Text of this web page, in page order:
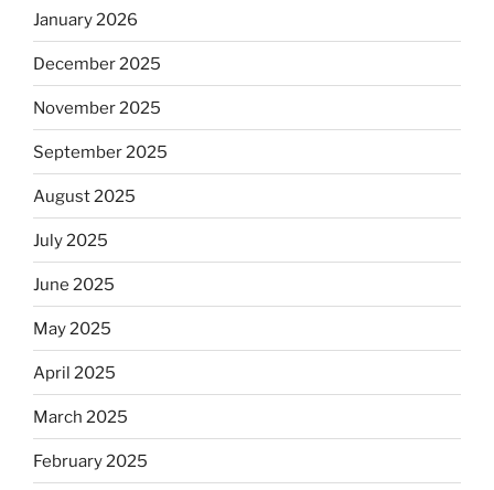
January 2026
December 2025
November 2025
September 2025
August 2025
July 2025
June 2025
May 2025
April 2025
March 2025
February 2025